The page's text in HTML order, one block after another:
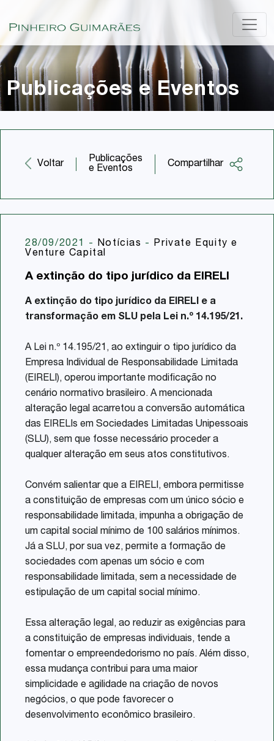
Publicações e Eventos
Voltar
Publicações
e Eventos
Compartilhar
Twitter
Share
28/09/2021 - Notícias - Private Equity e
Venture Capital
A extinção do tipo jurídico da EIRELI
A extinção do tipo jurídico da EIRELI e a
transformação em SLU pela Lei n.º 14.195/21.
A Lei n.º 14.195/21, ao extinguir o tipo jurídico da
Empresa Individual de Responsabilidade Limitada
(EIRELI), operou importante modificação no
cenário normativo brasileiro. A mencionada
alteração legal acarretou a conversão automática
das EIRELIs em Sociedades Limitadas Unipessoais
(SLU), sem que fosse necessário proceder a
qualquer alteração em seus atos constitutivos.
Convém salientar que a EIRELI, embora permitisse
a constituição de empresas com um único sócio e
responsabilidade limitada, impunha a obrigação de
um capital social mínimo de 100 salários mínimos.
Já a SLU, por sua vez, permite a formação de
sociedades com apenas um sócio e com
responsabilidade limitada, sem a necessidade de
estipulação de um capital social mínimo.
Essa alteração legal, ao reduzir as exigências para
a constituição de empresas individuais, tende a
fomentar o empreendedorismo no país. Além disso,
essa mudança contribui para uma maior
simplicidade e agilidade na criação de novos
negócios, o que pode favorecer o
desenvolvimento econômico brasileiro.